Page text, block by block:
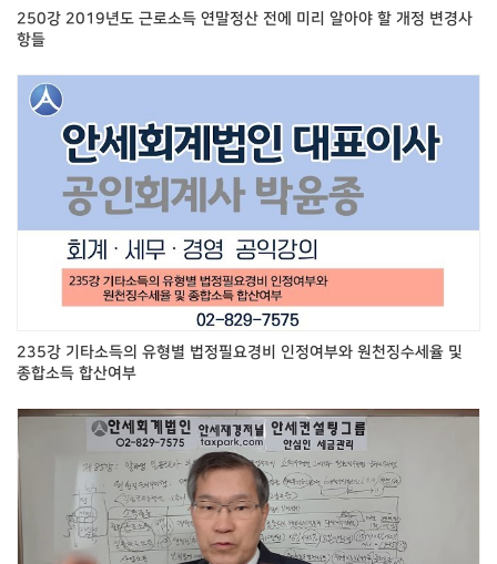
250강 2019년도 근로소득 연말정산 전에 미리 알아야 할 개정 변경사
항들
235강 기타소득의 유형별 법정필요경비 인정여부와 원천징수세율 및
종합소득 합산여부